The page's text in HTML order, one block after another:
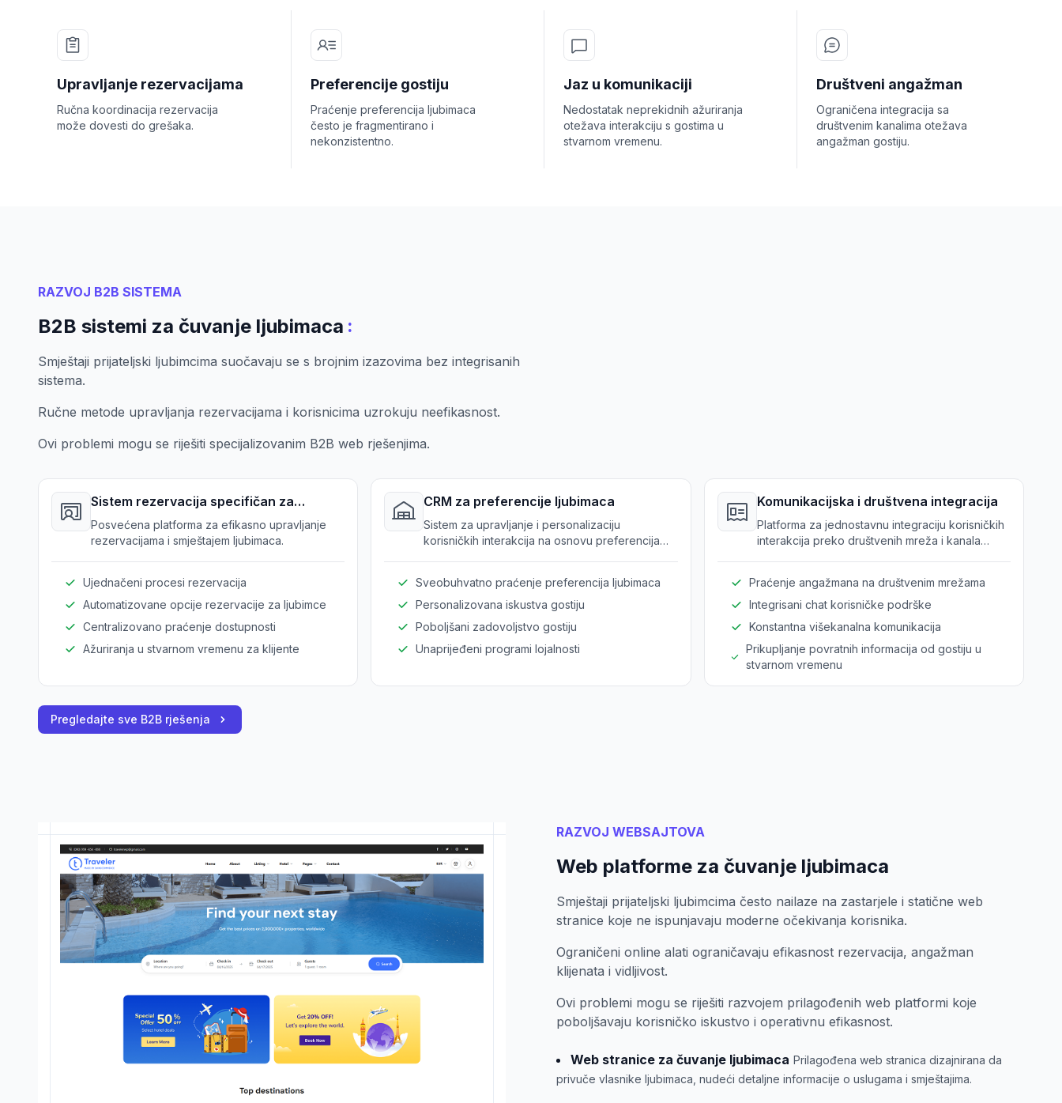
Upravljanje rezervacijama
Ručna koordinacija rezervacija
može dovesti do grešaka.
Preferencije gostiju
Praćenje preferencija ljubimaca
često je fragmentirano i
nekonzistentno.
Jaz u komunikaciji
Nedostatak neprekidnih ažuriranja
otežava interakciju s gostima u
stvarnom vremenu.
Društveni angažman
Ograničena integracija sa
društvenim kanalima otežava
angažman gostiju.
RAZVOJ B2B SISTEMA
B2B sistemi za čuvanje ljubimaca :
Smještaji prijateljski ljubimcima suočavaju se s brojnim izazovima bez integrisanih
sistema.
Ručne metode upravljanja rezervacijama i korisnicima uzrokuju neefikasnost.
Ovi problemi mogu se riješiti specijalizovanim B2B web rješenjima.
Sistem rezervacija specifičan za
ljubimce
Posvećena platforma za efikasno upravljanje
rezervacijama i smještajem ljubimaca.
Ujednačeni procesi rezervacija
Automatizovane opcije rezervacije za ljubimce
Centralizovano praćenje dostupnosti
Ažuriranja u stvarnom vremenu za klijente
CRM za preferencije ljubimaca
Sistem za upravljanje i personalizaciju
korisničkih interakcija na osnovu preferencija
Sveobuhvatno praćenje preferencija ljubimaca
Personalizovana iskustva gostiju
Poboljšani zadovoljstvo gostiju
Unaprijeđeni programi lojalnosti
Komunikacijska i društvena integracija
Platforma za jednostavnu integraciju korisničkih
interakcija preko društvenih mreža i kanala
Praćenje angažmana na društvenim mrežama
Integrisani chat korisničke podrške
Konstantna višekanalna komunikacija
Prikupljanje povratnih informacija od gostiju u
stvarnom vremenu
Pregledajte sve B2B rješenja
RAZVOJ WEBSAJTOVA
Web platforme za čuvanje ljubimaca
Smještaji prijateljski ljubimcima često nailaze na zastarjele i statične web
stranice koje ne ispunjavaju moderne očekivanja korisnika.
Ograničeni online alati ograničavaju efikasnost rezervacija, angažman
klijenata i vidljivost.
Ovi problemi mogu se riješiti razvojem prilagođenih web platformi koje
poboljšavaju korisničko iskustvo i operativnu efikasnost.
Web stranice za čuvanje ljubimaca Prilagođena web stranica dizajnirana da
privuče vlasnike ljubimaca, nudeći detaljne informacije o uslugama i smještajima.